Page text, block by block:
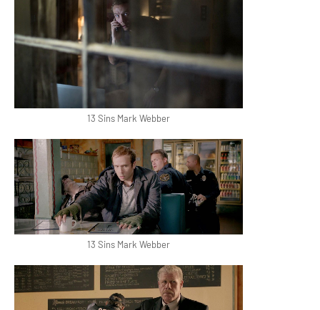
13 Sins Mark Webber
13 Sins Mark Webber